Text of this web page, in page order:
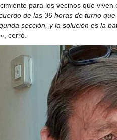
para los vecinos que
de las 36 horas de turno
sección, y la solución es la
, cerró.